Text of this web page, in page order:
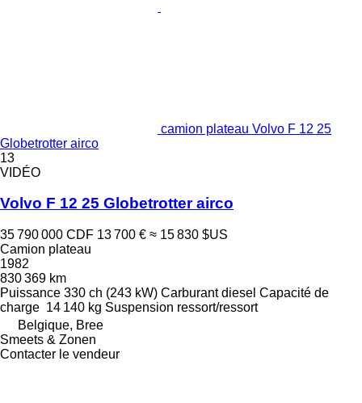
camion plateau Volvo F 12 25
Globetrotter airco
13
VIDÉO
Volvo F 12 25 Globetrotter airco
35 790 000 CDF 13 700 € ≈ 15 830 $US
Camion plateau
1982
830 369 km
Puissance 330 ch (243 kW) Carburant diesel Capacité de
charge 14 140 kg Suspension ressort/ressort
Belgique, Bree
Smeets & Zonen
Contacter le vendeur